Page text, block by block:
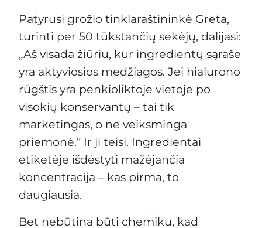
Patyrusi grožio tinklaraštininkė Greta,
turinti per 50 tūkstančių sekėjų, dalijasi:
„Aš visada žiūriu, kur ingredientų sąraše
yra aktyviosios medžiagos. Jei hialurono
rūgštis yra penkioliktoje vietoje po
visokių konservantų – tai tik
marketingas, o ne veiksminga
priemonė.” Ir ji teisi. Ingredientai
etiketėje išdėstyti mažėjančia
koncentracija – kas pirma, to
daugiausia.
Bet nebūtina būti chemiku, kad